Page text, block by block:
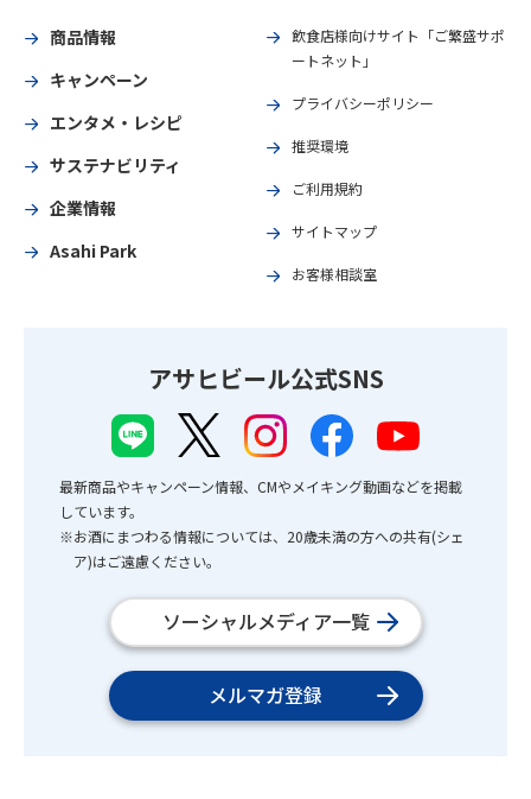
商品情報
キャンペーン
エンタメ・レシピ
サステナビリティ
企業情報
Asahi Park
飲食店様向けサイト「ご繁盛サポ
ートネット」
プライバシーポリシー
推奨環境
ご利用規約
サイトマップ
お客様相談室
アサヒビール公式SNS
最新商品やキャンペーン情報、CMやメイキング動画などを掲載
しています。
※お酒にまつわる情報については、20歳未満の方への共有(シェ
ア)はご遠慮ください。
ソーシャルメディア一覧
メルマガ登録